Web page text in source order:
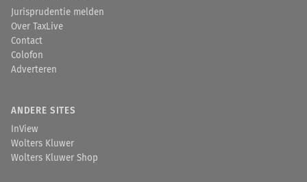
Jurisprudentie melden
Over TaxLive
Contact
Colofon
Adverteren
ANDERE SITES
InView
Wolters Kluwer
Wolters Kluwer Shop